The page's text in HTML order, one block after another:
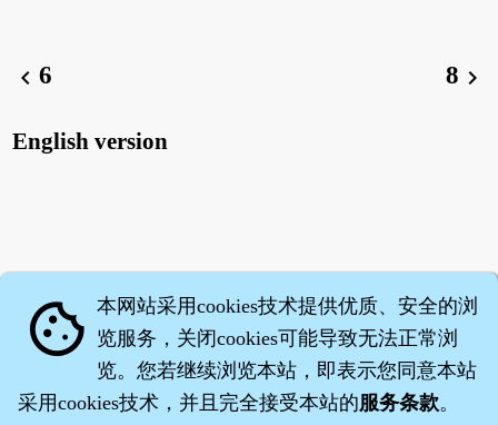
chevron_left6 8 chevron_right
English version
cookie 本网站采用cookies技术提供优质、安全的浏
览服务，关闭cookies可能导致无法正常浏
览。您若继续浏览本站，即表示您同意本站
采用cookies技术，并且完全接受本站的服务条款。